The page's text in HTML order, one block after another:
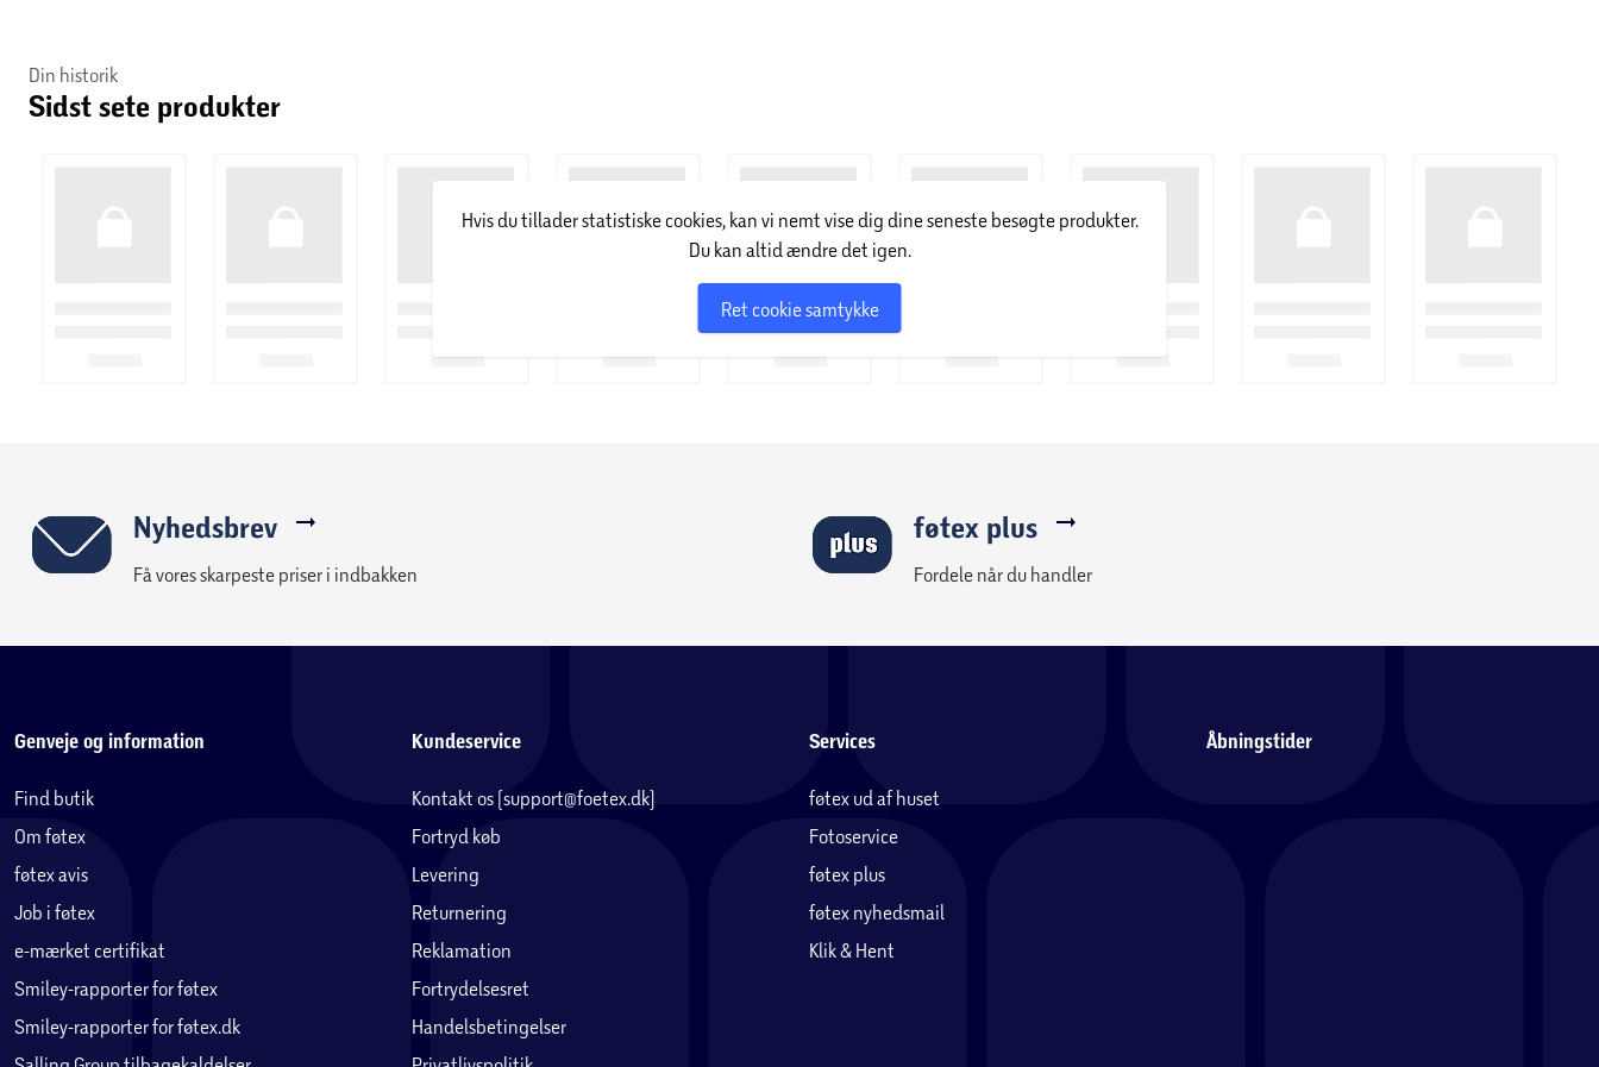
Din historik
Sidst sete produkter
Hvis du tillader statistiske cookies, kan vi nemt vise dig dine seneste besøgte produkter.
Du kan altid ændre det igen.
Ret cookie samtykke
Nyhedsbrev
Få vores skarpeste priser i indbakken
føtex plus
Fordele når du handler
Genveje og information
Find butik
Om føtex
føtex avis
Job i føtex
e-mærket certifikat
Smiley-rapporter for føtex
Smiley-rapporter for føtex.dk
Kundeservice
Kontakt os (support@foetex.dk)
Fortryd køb
Levering
Returnering
Reklamation
Fortrydelsesret
Handelsbetingelser
Services
føtex ud af huset
Fotoservice
føtex plus
føtex nyhedsmail
Klik & Hent
Åbningstider